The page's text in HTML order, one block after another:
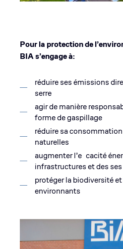
Pour la protection de
BIA s’engage à:
réduire ses émissions
serre
agir de manière
forme de gaspillage
réduire sa
naturelles
augmenter l’e cacité
infrastructures et des
protéger la biodiversité
environnants